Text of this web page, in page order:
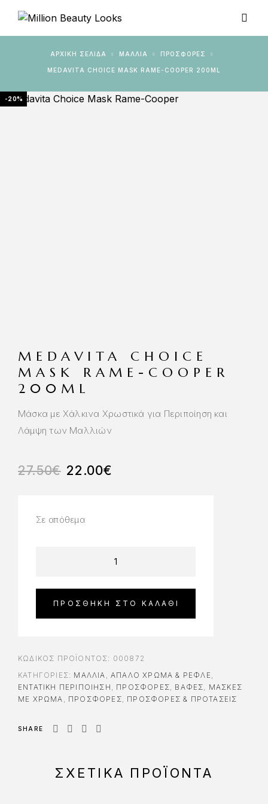
ΑΡΧΙΚΉ ΣΕΛΊΔΑ ΜΑΛΛΙΑ ΠΡΟΣΦΟΡΈΣ
MEDAVITA CHOICE MASK RAME-COOPER 200ML
-20%
MEDAVITA CHOICE
MASK RAME-COOPER
200ML
Μάσκα με Χάλκινα Χρωστικά για Περιποίηση και
Λάμψη των Μαλλιών
27.50€ 22.00€
Σε απόθεμα
ΠΡΟΣΘΉΚΗ ΣΤΟ ΚΑΛΆΘΙ
ΚΩΔΙΚΌΣ ΠΡΟΪΌΝΤΟΣ: 000872
ΚΑΤΗΓΟΡΊΕΣ: ΜΑΛΛΙΑ ,ΑΠΑΛΌ ΧΡΏΜΑ & ΡΕΦΛΈ,
ΕΝΤΑΤΙΚΉ ΠΕΡΙΠΟΊΗΣΗ , ΠΡΟΣΦΟΡΈΣ, ΒΑΦΈΣ, ΜΆΣΚΕΣ
ΜΕ ΧΡΏΜΑ , ΠΡΟΣΦΟΡΈΣ, ΠΡΟΣΦΟΡΕΣ & ΠΡΟΤΑΣΕΙΣ
SHARE
ΣΧΕΤΙΚΆ ΠΡΟΪΌΝΤΑ